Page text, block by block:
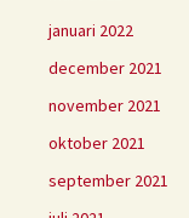
januari 2022
december 2021
november 2021
oktober 2021
september 2021